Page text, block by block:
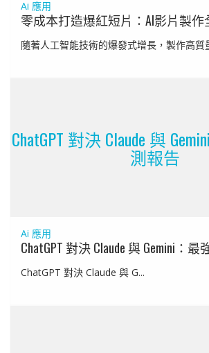
Ai 應用
零成本打造爆紅短片：AI影片製作
隨著人工智能技術的爆發式增長，製作高質
ChatGPT 對決 Claude 與
測報告
Ai 應用
ChatGPT 對決 Claude 與 Gemini：
ChatGPT 對決 Claude 與 G...